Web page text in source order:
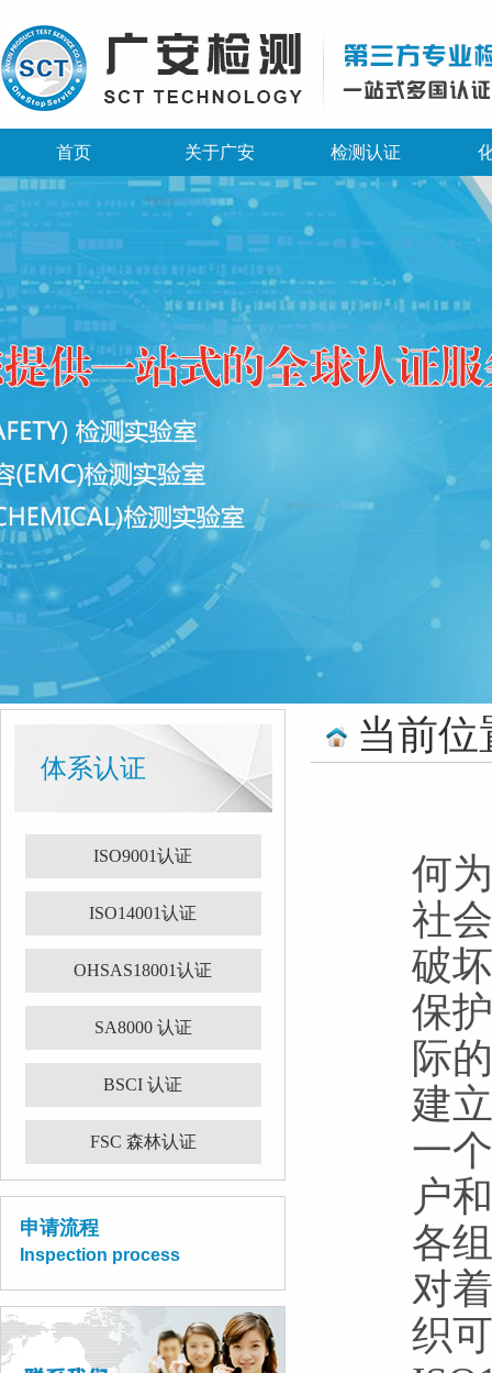
首页 关于广安 检测认证
体系认证
ISO9001认证
ISO14001认证
OHSAS18001认证
SA8000 认证
BSCI 认证
FSC 森林认证
申请流程
Inspection process
当前位
何
社
破
保
际
建
一
户
各
对
织